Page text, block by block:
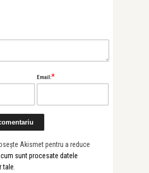
Email:*
Akismet pentru a reduce
sunt procesate datele
tale.